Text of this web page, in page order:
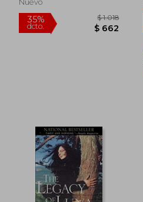
Nuevo
35%
dcto.